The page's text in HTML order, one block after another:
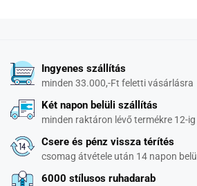
Ingyenes szállítás
minden 33.000,-Ft feletti vásárlásra
Két napon belüli szállítás
minden raktáron lévő termékre 12-ig
Csere és pénz vissza térítés
csomag átvétele után 14 napon belül
6000 stílusos ruhadarab